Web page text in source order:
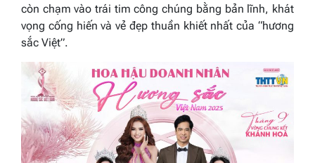
còn chạm vào trái tim công chúng bằng bản lĩnh, khát
vọng cống hiến và vẻ đẹp thuần khiết nhất của “hương
sắc Việt”.